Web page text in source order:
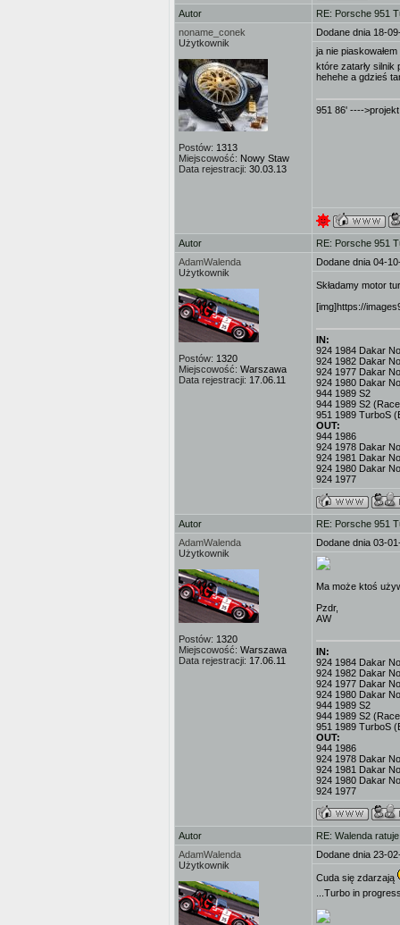
Autor
RE: Porsche 951
noname_conek
Użytkownik
Postów: 1313
Miejscowość: Nowy Staw
Data rejestracji: 30.03.13
Dodane dnia 18-
ja nie
które zatarły silnik
hehehe a gdzieś
951 86' ----
Autor
RE: Porsche 951
AdamWalenda
Użytkownik
Postów: 1320
Miejscowość: Warszawa
Data rejestracji: 17.06.11
Dodane dnia 04-
Składamy motor
[img]https://
IN:
924 1984 Dakar
924 1982 Dakar
924 1977 Dakar
924 1980 Dakar
944 1989 S2
944 1989 S2
951 1989 TurboS
OUT:
944 1986
924 1978 Dakar
924 1981 Dakar
924 1980 Dakar
924 1977
Autor
RE: Porsche 951
AdamWalenda
Użytkownik
Postów: 1320
Miejscowość: Warszawa
Data rejestracji: 17.06.11
Dodane dnia 03-
Ma może ktoś
Pzdr,
AW
IN:
924 1984 Dakar
924 1982 Dakar
924 1977 Dakar
924 1980 Dakar
944 1989 S2
944 1989 S2
951 1989 TurboS
OUT:
944 1986
924 1978 Dakar
924 1981 Dakar
924 1980 Dakar
924 1977
Autor
RE: Walenda
AdamWalenda
Użytkownik
Dodane dnia 23-
Cuda się zdarzają
...Turbo in